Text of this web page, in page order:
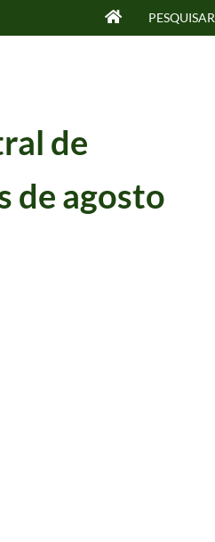
PESQUISAR
de
de agosto